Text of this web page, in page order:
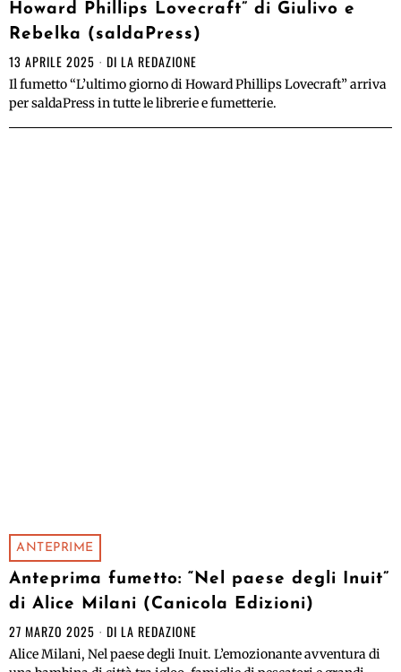
Howard Phillips Lovecraft” di Giulivo e
Rebelka (saldaPress)
13 APRILE 2025 DI LA REDAZIONE
Il fumetto “L’ultimo giorno di Howard Phillips Lovecraft” arriva
per saldaPress in tutte le librerie e fumetterie.
ANTEPRIME
Anteprima fumetto: “Nel paese degli Inuit”
di Alice Milani (Canicola Edizioni)
27 MARZO 2025 DI LA REDAZIONE
Alice Milani, Nel paese degli Inuit. L’emozionante avventura di